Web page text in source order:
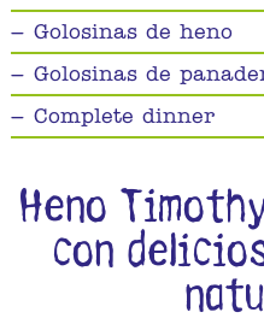
Golosinas de heno
Golosinas de
Complete dinner
Heno
con